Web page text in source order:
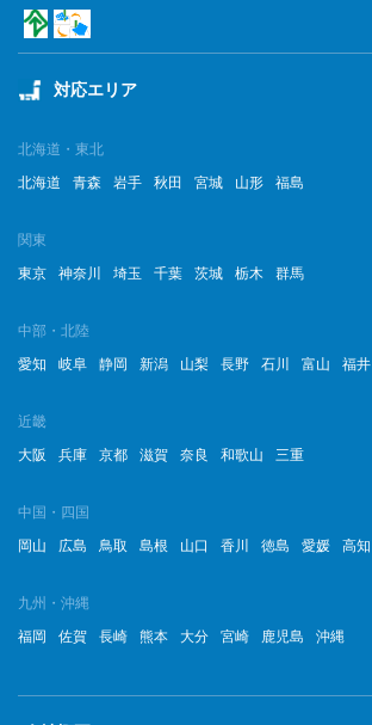
対応エリア
北海道・東北
北海道
青森 岩手 秋田 宮城 山形 福島
関東
東京
神奈川 埼玉 千葉 茨城 栃木 群馬
中部・北陸
愛知
岐阜 静岡 新潟 山梨 長野 石川 富山 福井
近畿
大阪
兵庫 京都 滋賀 奈良 和歌山 三重
中国・四国
岡山
広島 鳥取 島根 山口 香川 徳島 愛媛 高知
九州・沖縄
福岡
佐賀 長崎 熊本 大分 宮崎 鹿児島 沖縄